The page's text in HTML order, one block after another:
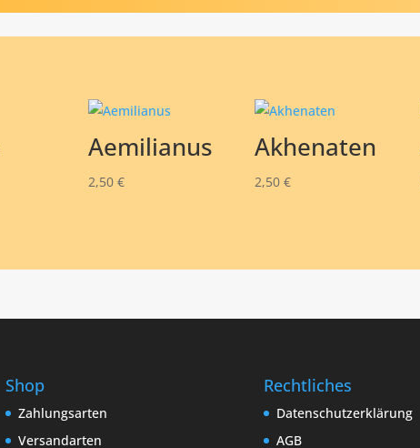
Aemilianus
2,50€
Akhenaten
2,50 €
Shop
Zahlungsarten
Versandarten
Rechtliches
Datenschutzerklärung
AGB